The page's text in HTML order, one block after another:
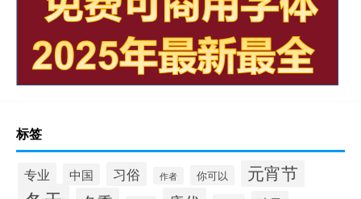
标签
专业 中国 习俗 作者 你可以 元宵节